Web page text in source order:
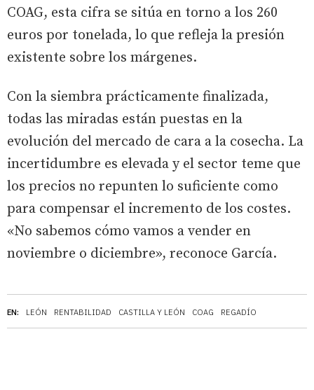
EN: LEÓN RENTABILIDAD CASTILLA Y LEÓN COAG REGADÍO
COAG, esta cifra se sitúa en torno a los 260
euros por tonelada, lo que refleja la presión
existente sobre los márgenes.
Con la siembra prácticamente finalizada,
todas las miradas están puestas en la
evolución del mercado de cara a la cosecha. La
incertidumbre es elevada y el sector teme que
los precios no repunten lo suficiente como
para compensar el incremento de los costes.
«No sabemos cómo vamos a vender en
noviembre o diciembre», reconoce García.